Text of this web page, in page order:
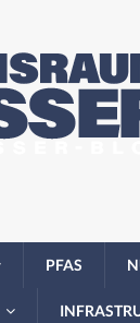
PFAS